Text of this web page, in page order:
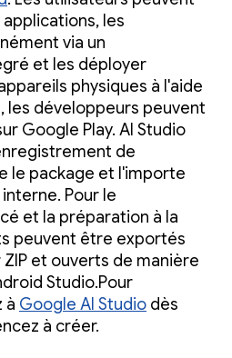
les
via un
et les déployer
physiques à l'aide
les développeurs peuvent
Google Play. AI Studio
de
le package et l'importe
Pour le
et la préparation à la
peuvent être exportés
et ouverts de manière
Studio.Pour
à Google AI Studio dès
à créer.